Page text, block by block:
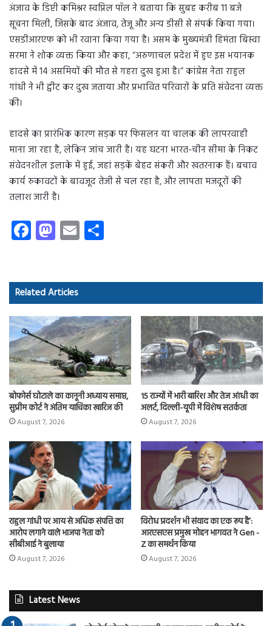
अंजाव के डिप्टी कमिश्नर स्वप्निल पॉल ने बताया कि सुबह करीब 11 बजे
सूचना मिली, जिसके बाद अंजाव, तेजू और अन्य डीसी से संपर्क किया गया।
एसडीआरएफ को भी रवाना किया गया है। असम के मुख्यमंत्री हिमंता बिस्वा
सरमा ने शोक व्यक्त किया और कहा, “अरुणाचल प्रदेश में हुए इस भयानक
हादसे में 14 असमियों की मौत से गहरा दुख हुआ है।” कांग्रेस नेता राहुल
गांधी ने भी ट्वीट कर दुख जताया और प्रभावित परिवारों के प्रति संवेदना व्यक्त
की।
हादसे का प्रारंभिक कारण सड़क पर फिसलन या चालक की लापरवाही
माना जा रहा है, लेकिन जांच जारी है। यह घटना भारत-चीन सीमा के निकट
संवेदनशील इलाके में हुई, जहां सड़कें बेहद संकरी और खतरनाक हैं। बचाव
कार्य रुकावटों के बावजूद तेजी से चल रहा है, और लापता मजदूरों की
तलाश जारी है।
Fa
ce
o
ok
M
as
d
o
n
E
m
Related Articles
बोफोर्स घोटाले का कानूनी अध्याय समाप्त,
सुप्रीम कोर्ट ने अंतिम याचिका खारिज की
August 7, 2026
15 राज्यों में भारी बारिश और तेज आंधी का
अलर्ट, दिल्ली-यूपी में विशेष सतर्कता
August 7, 2026
राहुल गांधी पर आय से अधिक संपत्ति का
आरोप लगाने वाले भाजपा नेता को
सीबीआई ने बुलाया
August 7, 2026
विरोध प्रदर्शन भी संवाद का एक रूप है’:
आरएसएस प्रमुख मोहन भागवत ने Gen -
Z का समर्थन किया
August 7, 2026
Latest News